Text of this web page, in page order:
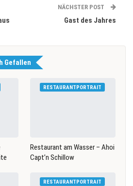
NÄCHSTER POST
Gast des Jahres
Gefallen
RESTAURANTPORTRAIT
Restaurant am Wasser – Ahoi
Capt’n Schillow
RESTAURANTPORTRAIT